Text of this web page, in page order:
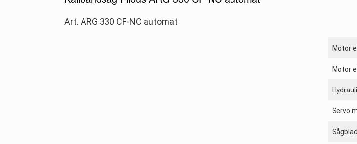
Art. ARG 330 CF-NC automat
Motor
Motor
Servo